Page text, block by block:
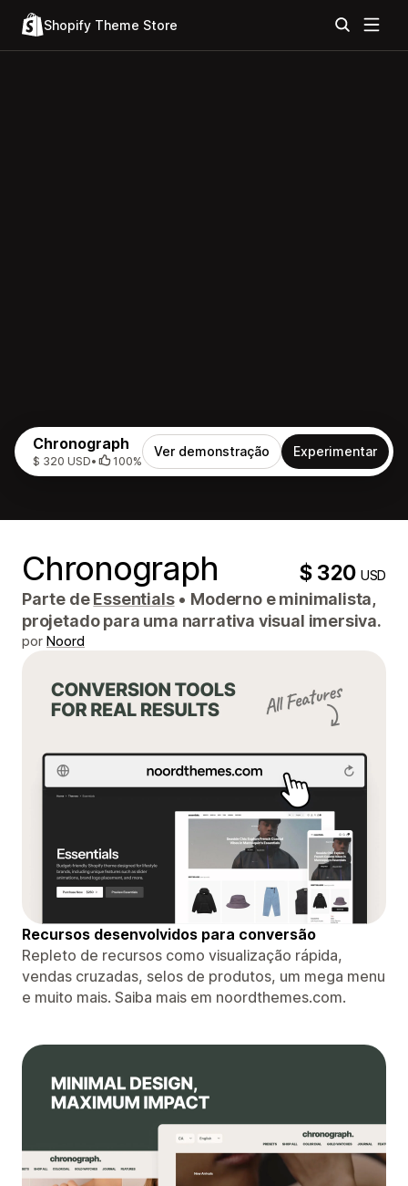
Shopify Theme Store
Chronograph
$ 320 USD• 100%
Ver demonstração Experimentar
Chronograph $ 320USD
Parte deEssentials • Moderno e minimalista,
projetado para uma narrativa visual imersiva.
por Noord
Recursos desenvolvidos para conversão
Repleto de recursos como visualização rápida,
vendas cruzadas, selos de produtos, um mega menu
e muito mais. Saiba mais em noordthemes.com.